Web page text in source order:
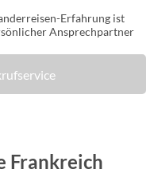
Erfahrung ist
Ansprechpartner
Frankreich